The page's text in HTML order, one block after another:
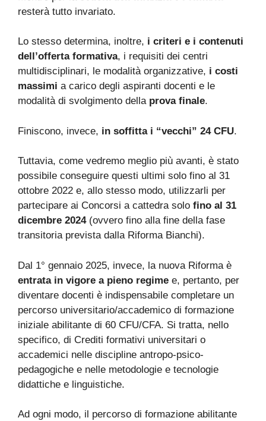
resterà tutto invariato.
Lo stesso determina, inoltre, i criteri e i contenuti
dell’offerta formativa, i requisiti dei centri
multidisciplinari, le modalità organizzative, i costi
massimi a carico degli aspiranti docenti e le
modalità di svolgimento dellaprova finale.
Finiscono, invece, in soffitta i “vecchi” 24 CFU.
Tuttavia, come vedremo meglio più avanti, è stato
possibile conseguire questi ultimi solo fino al 31
ottobre 2022 e, allo stesso modo, utilizzarli per
partecipare ai Concorsi a cattedra solo fino al 31
dicembre 2024 (ovvero fino alla fine della fase
transitoria prevista dalla Riforma Bianchi).
Dal 1° gennaio 2025, invece, la nuova Riforma è
entrata in vigore a pieno regime e, pertanto, per
diventare docenti è indispensabile completare un
percorso universitario/accademico di formazione
iniziale abilitante di 60 CFU/CFA. Si tratta, nello
specifico, di Crediti formativi universitari o
accademici nelle discipline antropo-psico-
pedagogiche e nelle metodologie e tecnologie
didattiche e linguistiche.
Ad ogni modo, il percorso di formazione abilitante